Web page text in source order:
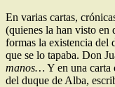
En varias cartas,
(quienes la han visto en
formas la existencia del
que se lo tapaba. Don
manos… Y en una
del duque de Alba,